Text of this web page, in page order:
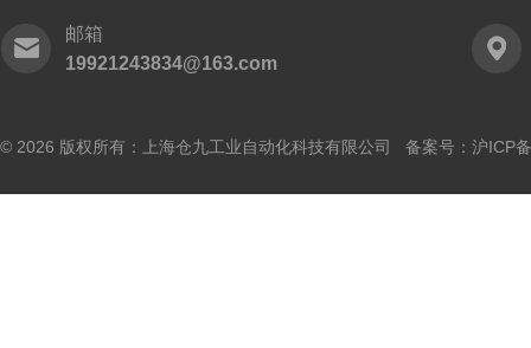
邮箱
19921243834@163.com
© 2026 版权所有：上海仓九工业自动化科技有限公司 备案号： 沪ICP